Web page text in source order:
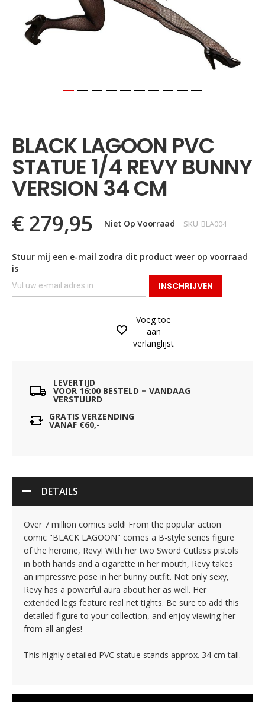
begin
van
de
afbeeldingen-
gallerij
BLACK LAGOON PVC
STATUE 1/4 REVY BUNNY
VERSION 34 CM
€ 279,95 Niet Op Voorraad SKU BLA004
Stuur mij een e-mail zodra dit product weer op voorraad
is
INSCHRIJVEN
Voeg toe
aan
verlanglijst
LEVERTIJD
VOOR 16:00 BESTELD = VANDAAG
VERSTUURD
GRATIS VERZENDING
VANAF €60,-
DETAILS
Over 7 million comics sold! From the popular action
comic "BLACK LAGOON" comes a B-style series figure
of the heroine, Revy! With her two Sword Cutlass pistols
in both hands and a cigarette in her mouth, Revy takes
an impressive pose in her bunny outfit. Not only sexy,
Revy has a powerful aura about her as well. Her
extended legs feature real net tights. Be sure to add this
detailed figure to your collection, and enjoy viewing her
from all angles!
This highly detailed PVC statue stands approx. 34 cm tall.